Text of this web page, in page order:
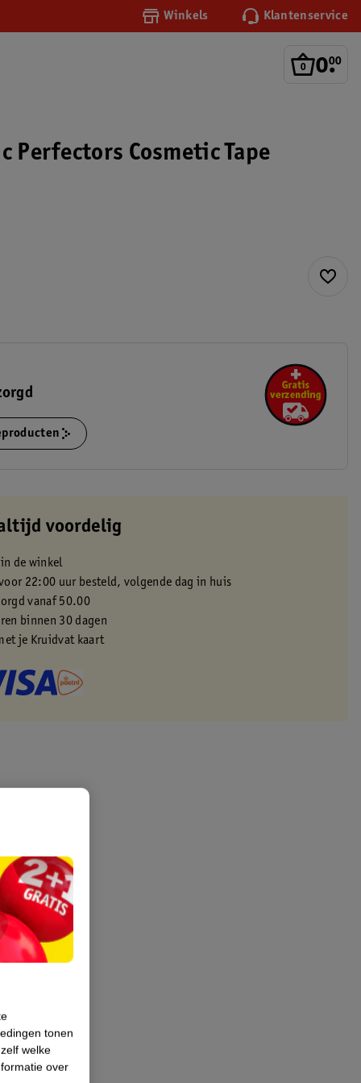
Winkels Klantenservice
0.
00
Perfectors Cosmetic Tape
voordelig
de winkel
22:00 uur besteld, volgende dag in huis
vanaf 50.00
binnen 30 dagen
je Kruidvat kaart
tonen
welke
over